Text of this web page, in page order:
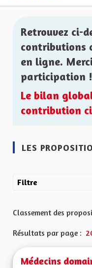
Retrouvez ci-
contributions
en ligne.
participation !
Le bilan
contribution
LES
Filtre
Classement des
Résultats par page :
Médecins